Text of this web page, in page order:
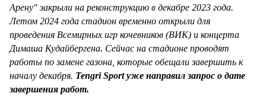
Арену" закрыли на реконструкцию в декабре 2023 года.
Летом 2024 года стадион временно открыли для
проведения Всемирных игр кочевников (ВИК) и концерта
Димаша Кудайбергена. Сейчас на стадионе проводят
работы по замене газона, которые обещали завершить к
началу декабря. Tengri Sport уже направил запрос о дате
завершения работ.